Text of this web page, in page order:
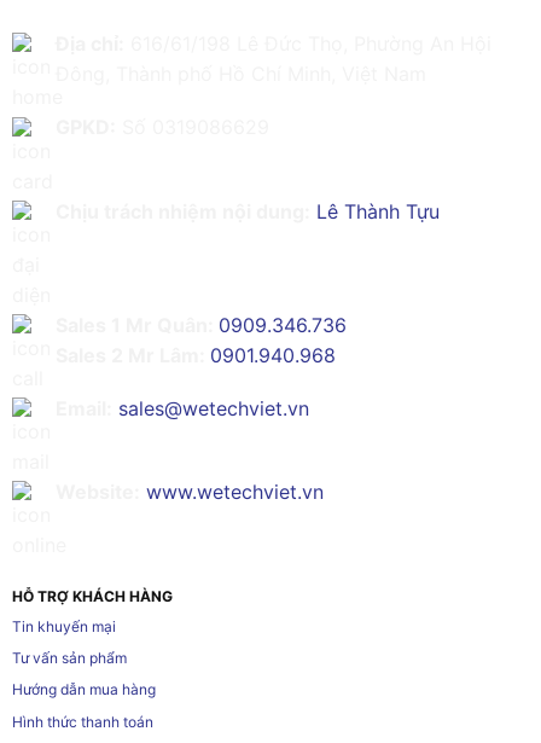
Lê Thành Tựu
0909.346.736
0901.940.968
sales@wetechviet.vn
www.wetechviet.vn
HỖ TRỢ KHÁCH HÀNG
Tin khuyến mại
Tư vấn sản phẩm
Hướng dẫn mua hàng
Hình thức thanh toán